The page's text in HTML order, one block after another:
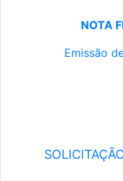
NOTA
Emissão